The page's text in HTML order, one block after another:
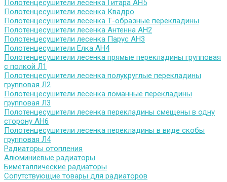
Полотенцесушители лесенка Гитара АН5
Полотенцесушители лесенка Квадро
Полотенцесушители лесенка Т-образные перекладины
Полотенцесушители лесенка Антенна АН2
Полотенцесушители лесенка Парус АН3
Полотенцесушители Елка АН4
Полотенцесушители лесенка прямые перекладины групповая
с полкой Л1
Полотенцесушители лесенка полукруглые перекладины
групповая Л2
Полотенцесушители лесенка ломанные перекладины
групповая Л3
Полотенцесушители лесенка перекладины смещены в одну
сторону АН6
Полотенцесушители лесенка перекладины в виде скобы
групповая Л4
Радиаторы отопления
Алюминиевые радиаторы
Биметаллические радиаторы
Сопутствующие товары для радиаторов